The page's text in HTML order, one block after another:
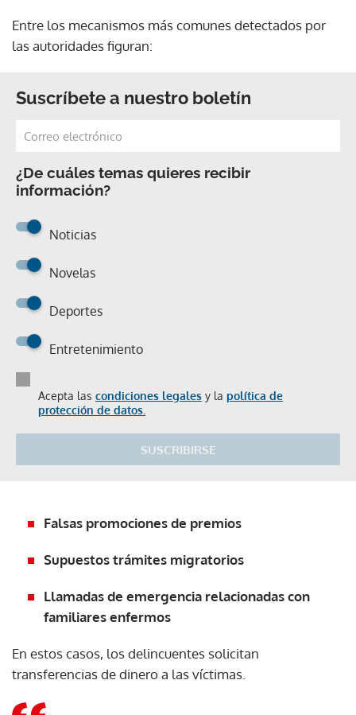
Entre los mecanismos más comunes detectados por
las autoridades figuran:
Suscríbete a nuestro boletín
¿De cuáles temas quieres recibir
información?
Noticias
Novelas
Deportes
Entretenimiento
Acepta las condiciones legales y la política de
protección de datos.
SUSCRIBIRSE
Falsas promociones de premios
Supuestos trámites migratorios
Llamadas de emergencia relacionadas con
familiares enfermos
En estos casos, los delincuentes solicitan
transferencias de dinero a las víctimas.